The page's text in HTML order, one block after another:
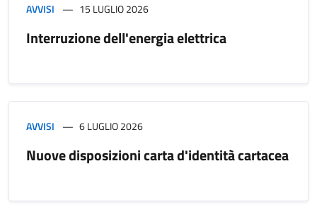
AVVISI 15 LUGLIO 2026
Interruzione dell'energia elettrica
AVVISI 6 LUGLIO 2026
Nuove disposizioni carta d'identità cartacea